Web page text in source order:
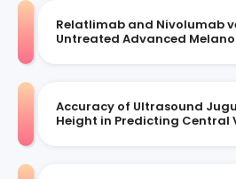
Relatlimab and Nivolumab
Untreated Advanced
Accuracy of Ultrasound
Height in Predicting Central